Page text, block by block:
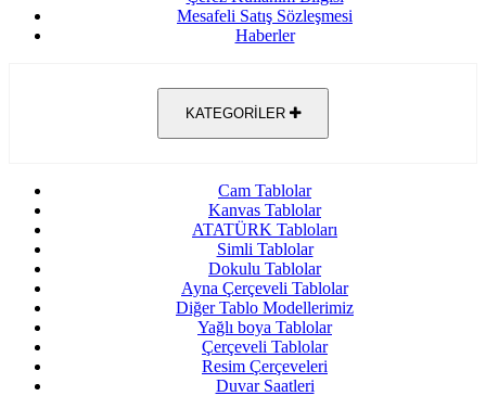
Mesafeli Satış Sözleşmesi
Haberler
KATEGORİLER
Cam Tablolar
Kanvas Tablolar
ATATÜRK Tabloları
Simli Tablolar
Dokulu Tablolar
Ayna Çerçeveli Tablolar
Diğer Tablo Modellerimiz
Yağlı boya Tablolar
Çerçeveli Tablolar
Resim Çerçeveleri
Duvar Saatleri